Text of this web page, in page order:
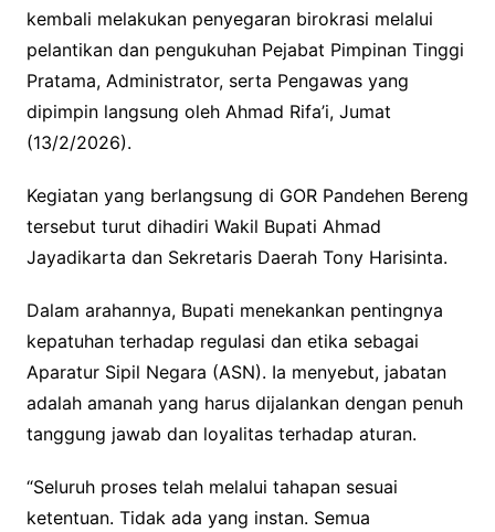
kembali melakukan penyegaran birokrasi melalui
pelantikan dan pengukuhan Pejabat Pimpinan Tinggi
Pratama, Administrator, serta Pengawas yang
dipimpin langsung oleh Ahmad Rifa’i, Jumat
(13/2/2026).
Kegiatan yang berlangsung di GOR Pandehen Bereng
tersebut turut dihadiri Wakil Bupati Ahmad
Jayadikarta dan Sekretaris Daerah Tony Harisinta.
Dalam arahannya, Bupati menekankan pentingnya
kepatuhan terhadap regulasi dan etika sebagai
Aparatur Sipil Negara (ASN). Ia menyebut, jabatan
adalah amanah yang harus dijalankan dengan penuh
tanggung jawab dan loyalitas terhadap aturan.
“Seluruh proses telah melalui tahapan sesuai
ketentuan. Tidak ada yang instan. Semua